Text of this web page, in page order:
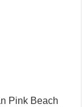
Pink Beach